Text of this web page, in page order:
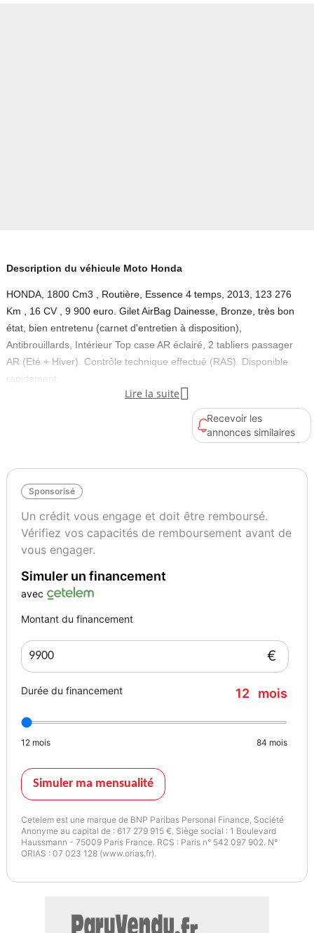
Description du véhicule Moto Honda
HONDA, 1800 Cm3 , Routière, Essence 4 temps, 2013, 123 276
Km , 16 CV , 9 900 euro. Gilet AirBag Dainesse, Bronze, très bon
état, bien entretenu (carnet d'entretien à disposition),
Antibrouillards, Intérieur Top case AR éclairé, 2 tabliers passager
AR (Eté + Hiver). Contrôle technique effectué (RAS). Disponible
rapidement.
Routière
Etat du véhicule
Bon
Couleur
Lire la suite 
Recevoir les
annonces similaires
Sponsorisé
Un crédit vous engage et doit être remboursé.
Vérifiez vos capacités de remboursement avant de
vous engager.
Simuler un financement
avec
Montant du financement
€
Durée du financement 12 mois
12 mois 84 mois
Simuler ma mensualité
Cetelem est une marque de BNP Paribas Personal Finance, Société
Anonyme au capital de : 617 279 915 €. Siège social : 1 Boulevard
Haussmann - 75009 Paris France. RCS : Paris n° 542 097 902. N°
ORIAS : 07 023 128 (www.orias.fr).